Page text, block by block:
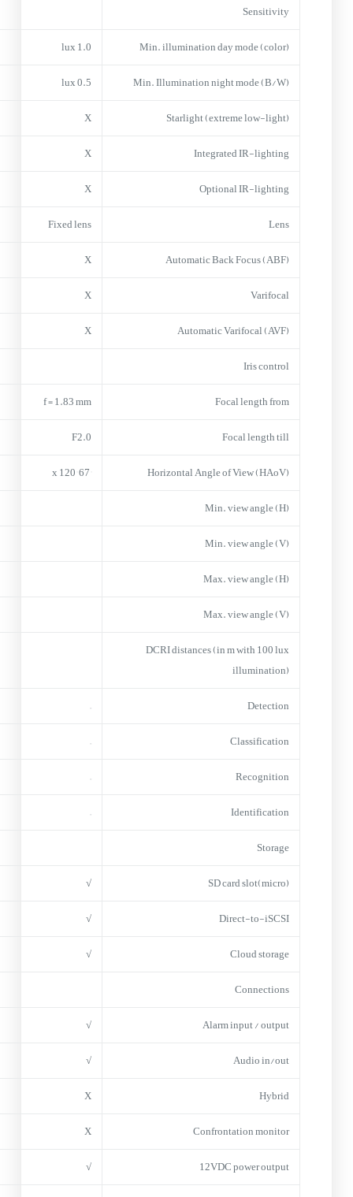
Sensitivity
Min. illumination day mode (color)
1.0 lux
Min. Illumination night mode (B/W)
0.5 lux
Starlight (extreme low-light)
X
Integrated IR-lighting
X
Optional IR-lighting
X
Lens
Fixed lens
Automatic Back Focus (ABF)
X
Varifocal
X
Automatic Varifocal (AVF)
X
Iris control
Focal length from
f = 1.83 mm
Focal length till
F2.0
Horizontal Angle of View (HAoV)
67° x 120°
Min. view angle (H)
Min. view angle (V)
Max. view angle (H)
Max. view angle (V)
DCRI distances (in m with 100 lux
illumination)
Detection
–
Classification
–
Recognition
–
Identification
–
Storage
(micro)SD card slot
√
Direct-to-iSCSI
√
Cloud storage
√
Connections
Alarm input / output
√
Audio in/out
√
Hybrid
X
Confrontation monitor
X
12VDC power output
√